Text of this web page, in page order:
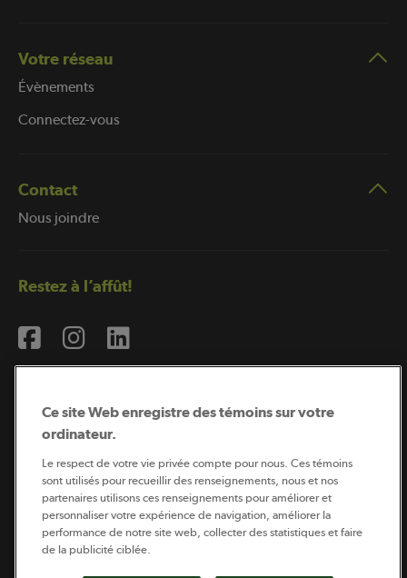
Votre réseau
Évènements
Connectez-vous
Contact
Nous joindre
Restez à l’affût!
Coopérateur est publié par Sollio Groupe Coopératif.
Il est l’outil d’information de la coopération agricole
québécoise.
Ce site Web enregistre des témoins sur votre
ordinateur.
Le respect de votre vie privée compte pour nous. Ces témoins
sont utilisés pour recueillir des renseignements, nous et nos
partenaires utilisons ces renseignements pour améliorer et
personnaliser votre expérience de navigation, améliorer la
performance de notre site web, collecter des statistiques et faire
de la publicité ciblée.